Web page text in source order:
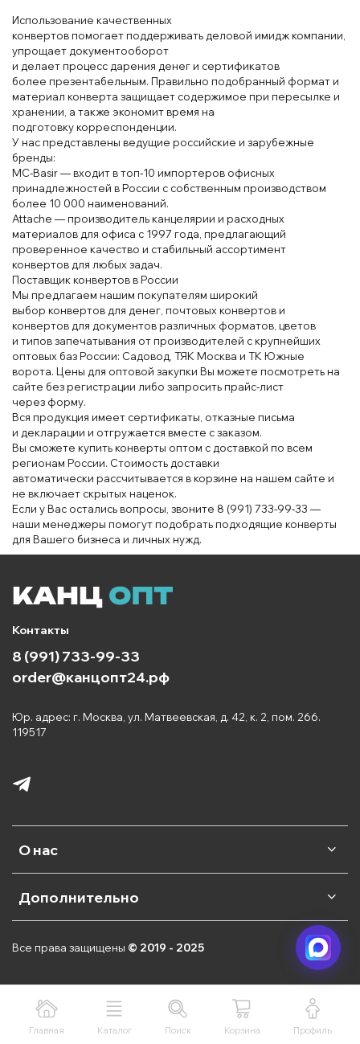
Использование качественных
конвертов помогает поддерживать деловой имидж компании,
упрощает документооборот
и делает процесс дарения денег и сертификатов
более презентабельным. Правильно подобранный формат и
материал конверта защищает содержимое при пересылке и
хранении, а также экономит время на
подготовку корреспонденции.
У нас представлены ведущие российские и зарубежные
бренды:
MC-Basir— входит в топ‑10 импортеров офисных
принадлежностей в России с собственным производством
более 10 000 наименований.
Attache — производитель канцелярии и расходных
материалов для офиса с 1997 года, предлагающий
проверенное качество и стабильный ассортимент
конвертов для любыхзадач.
Поставщик конвертов в России
Мы предлагаем нашим покупателям широкий
выбор конвертов для денег, почтовых конвертов и
конвертов для документов различных форматов, цветов
и типовзапечатывания от производителей с крупнейших
оптовых баз России: Садовод, ТЯК Москва и ТК Южные
ворота. Цены для оптовой закупки Вы можете посмотреть на
сайте без регистрации либо запросить прайс‑лист
через форму.
Вся продукция имеет сертификаты, отказные письма
и декларации и отгружается вместе с заказом.
Вы сможете купить конверты оптом с доставкой по всем
регионам России. Стоимость доставки
автоматически рассчитывается в корзине на нашем сайте и
не включает скрытых наценок.
Если у Вас остались вопросы, звоните 8 (991) 733‑99‑33 —
наши менеджеры помогут подобрать подходящие конверты
для Вашего бизнеса и личных нужд.
О нас
Дополнительно
Контакты
8 (991) 733-99-33
order@канцопт24.рф
Юр. адрес: г. Москва, ул. Матвеевская, д. 42, к. 2, пом. 266.
119517
Все права защищены © 2019 - 2025
Главная Каталог Поиск Корзина Профиль